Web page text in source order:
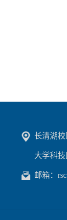
长清湖
大学科
邮箱：